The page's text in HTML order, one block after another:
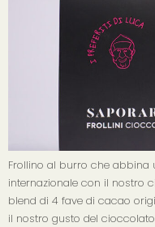
Frollino al burro che
internazionale con il nostro
blend di 4 fave di cacao
il nostro gusto del